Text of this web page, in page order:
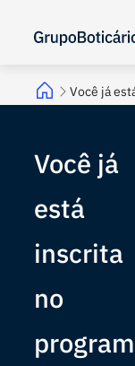
Você já
Você já
está
inscrita
no